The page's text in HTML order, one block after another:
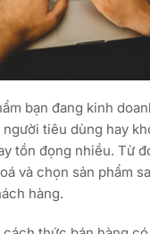
bạn đang kinh
tiêu dùng hay
tồn đọng nhiều. Từ
và chọn sản phẩm
hàng.